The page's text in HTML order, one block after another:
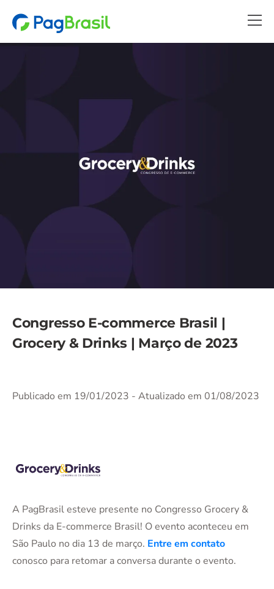
Congresso E-commerce Brasil |
Grocery & Drinks | Março de 2023
Publicado em 19/01/2023 - Atualizado em 01/08/2023
A PagBrasil esteve presente no Congresso Grocery &
Drinks da E-commerce Brasil! O evento aconteceu em
São Paulo no dia 13 de março. Entre em contato
conosco para retomar a conversa durante o evento.